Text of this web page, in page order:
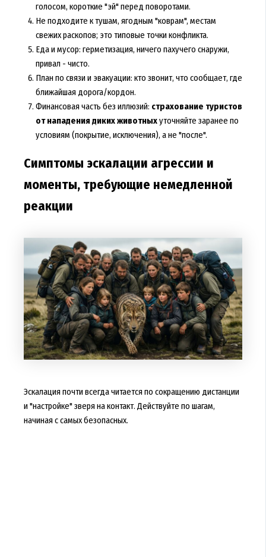
голосом, короткие "эй" перед поворотами.
Не подходите к тушам, ягодным "коврам", местам
свежих раскопов; это типовые точки конфликта.
Еда и мусор: герметизация, ничего пахучего снаружи,
привал - чисто.
План по связи и эвакуации: кто звонит, что сообщает, где
ближайшая дорога/кордон.
Финансовая часть без иллюзий: страхование туристов
от нападения диких животныхуточняйте заранее по
условиям (покрытие, исключения), а не "после".
Симптомы эскалации агрессии и
моменты, требующие немедленной
реакции
Эскалация почти всегда читается по сокращению дистанции
и "настройке" зверя на контакт. Действуйте по шагам,
начиная с самых безопасных.